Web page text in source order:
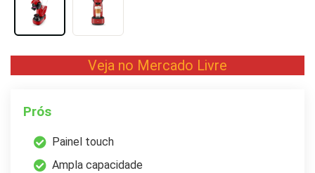
Veja no Mercado Livre
Prós
Painel touch
Ampla capacidade